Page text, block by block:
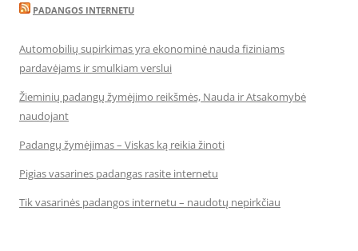
PADANGOS INTERNETU
Automobilių supirkimas yra ekonominė nauda fiziniams
pardavėjams ir smulkiam verslui
Žieminių padangų žymėjimo reikšmės, Nauda ir Atsakomybė
naudojant
Padangų žymėjimas – Viskas ką reikia žinoti
Pigias vasarines padangas rasite internetu
Tik vasarinės padangos internetu – naudotų nepirkčiau